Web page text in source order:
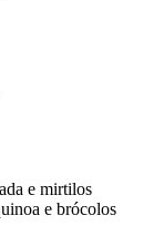
e mirtilos
e brócolos